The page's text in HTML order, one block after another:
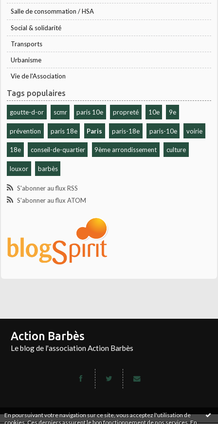
En poursuivant votre navigation sur ce site, vous acceptez l'utilisation de
cookies. Ces derniers assurent le bon fonctionnement de nos services.En
Salle de consommation / HSA
Social & solidarité
Transports
Urbanisme
Vie de l'Association
Tags populaires
goutte-d-or scmr paris 10e propreté 10e 9e
prévention paris 18e Paris paris-18e paris-10e voirie
18e conseil-de-quartier 9ème arrondissement culture
louxor barbès
S'abonner au flux RSS
S'abonner au flux ATOM
Action Barbès
Le blog de l'association Action Barbès